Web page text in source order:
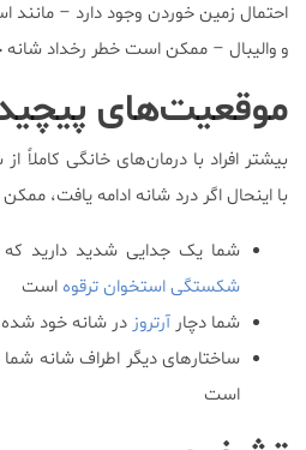
احتمال زمین خوردن وجود دارد –
و والیبال – ممکن است خطر رخداد شانه
موقعیت‌های
بیشتر افراد با درمان‌های خانگی کاملاً
با اینحال اگر درد شانه ادامه یافت،
شما یک جدایی شدید دارید که
شکستگی استخوان ترقوه است
شما دچارآرتروزدر شانه خود شده
ساختارهای دیگر اطراف شانه
است